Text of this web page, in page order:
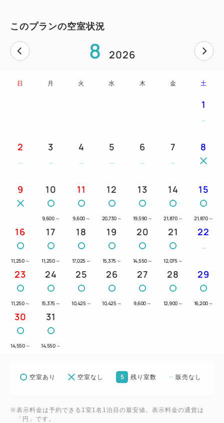
ださい。
会場：ホテル1階 朝食会場
時間：6:30〜9:30（最終入場 9:15）
ロビーでは、コーヒー・お水・さんぴん茶のウェルカ
ムドリンクをご用意しております。
いませ。
ご利用時間：10:00〜22:00
★屋上テラス
最上階の屋上テラスでは、広がる空と海、心地よい島
風を感じられます。
オーシャンビューの夕日を眺めながら、のんびりとし
た島時間をお楽しみください。
ご利用時間 5:00〜23:00
※天候不良時はご利用いただけません。
★ダイバー用品洗い場（無料）
アクティブに宮古島を満喫したい方に嬉しい、無料の
ダイバー用品洗い場をご用意しております。
毎とさせて頂いております。
このプランの空室状況
8 2026
日 月 火 水 木 金 土
1
2 3 4 5 6 7 8
9 10
9,600 ～
11
9,600 ～
12
20,730 ～
13
19,590 ～
14
21,870 ～
15
21,870 ～
16
11,250 ～
17
11,250 ～
18
17,025 ～
19
15,375 ～
20
14,550 ～
21
12,075 ～
22
23
11,250 ～
24
15,375 ～
25
10,425 ～
26
10,425 ～
27
9,600 ～
28
12,900 ～
29
16,200 ～
30
14,550 ～
31
14,550 ～
空室あり 空室なし 5 残り室数 販売なし
※表示料金は予約できる1室1名1泊目の最安値。表示料金の通貨は
「円」です。